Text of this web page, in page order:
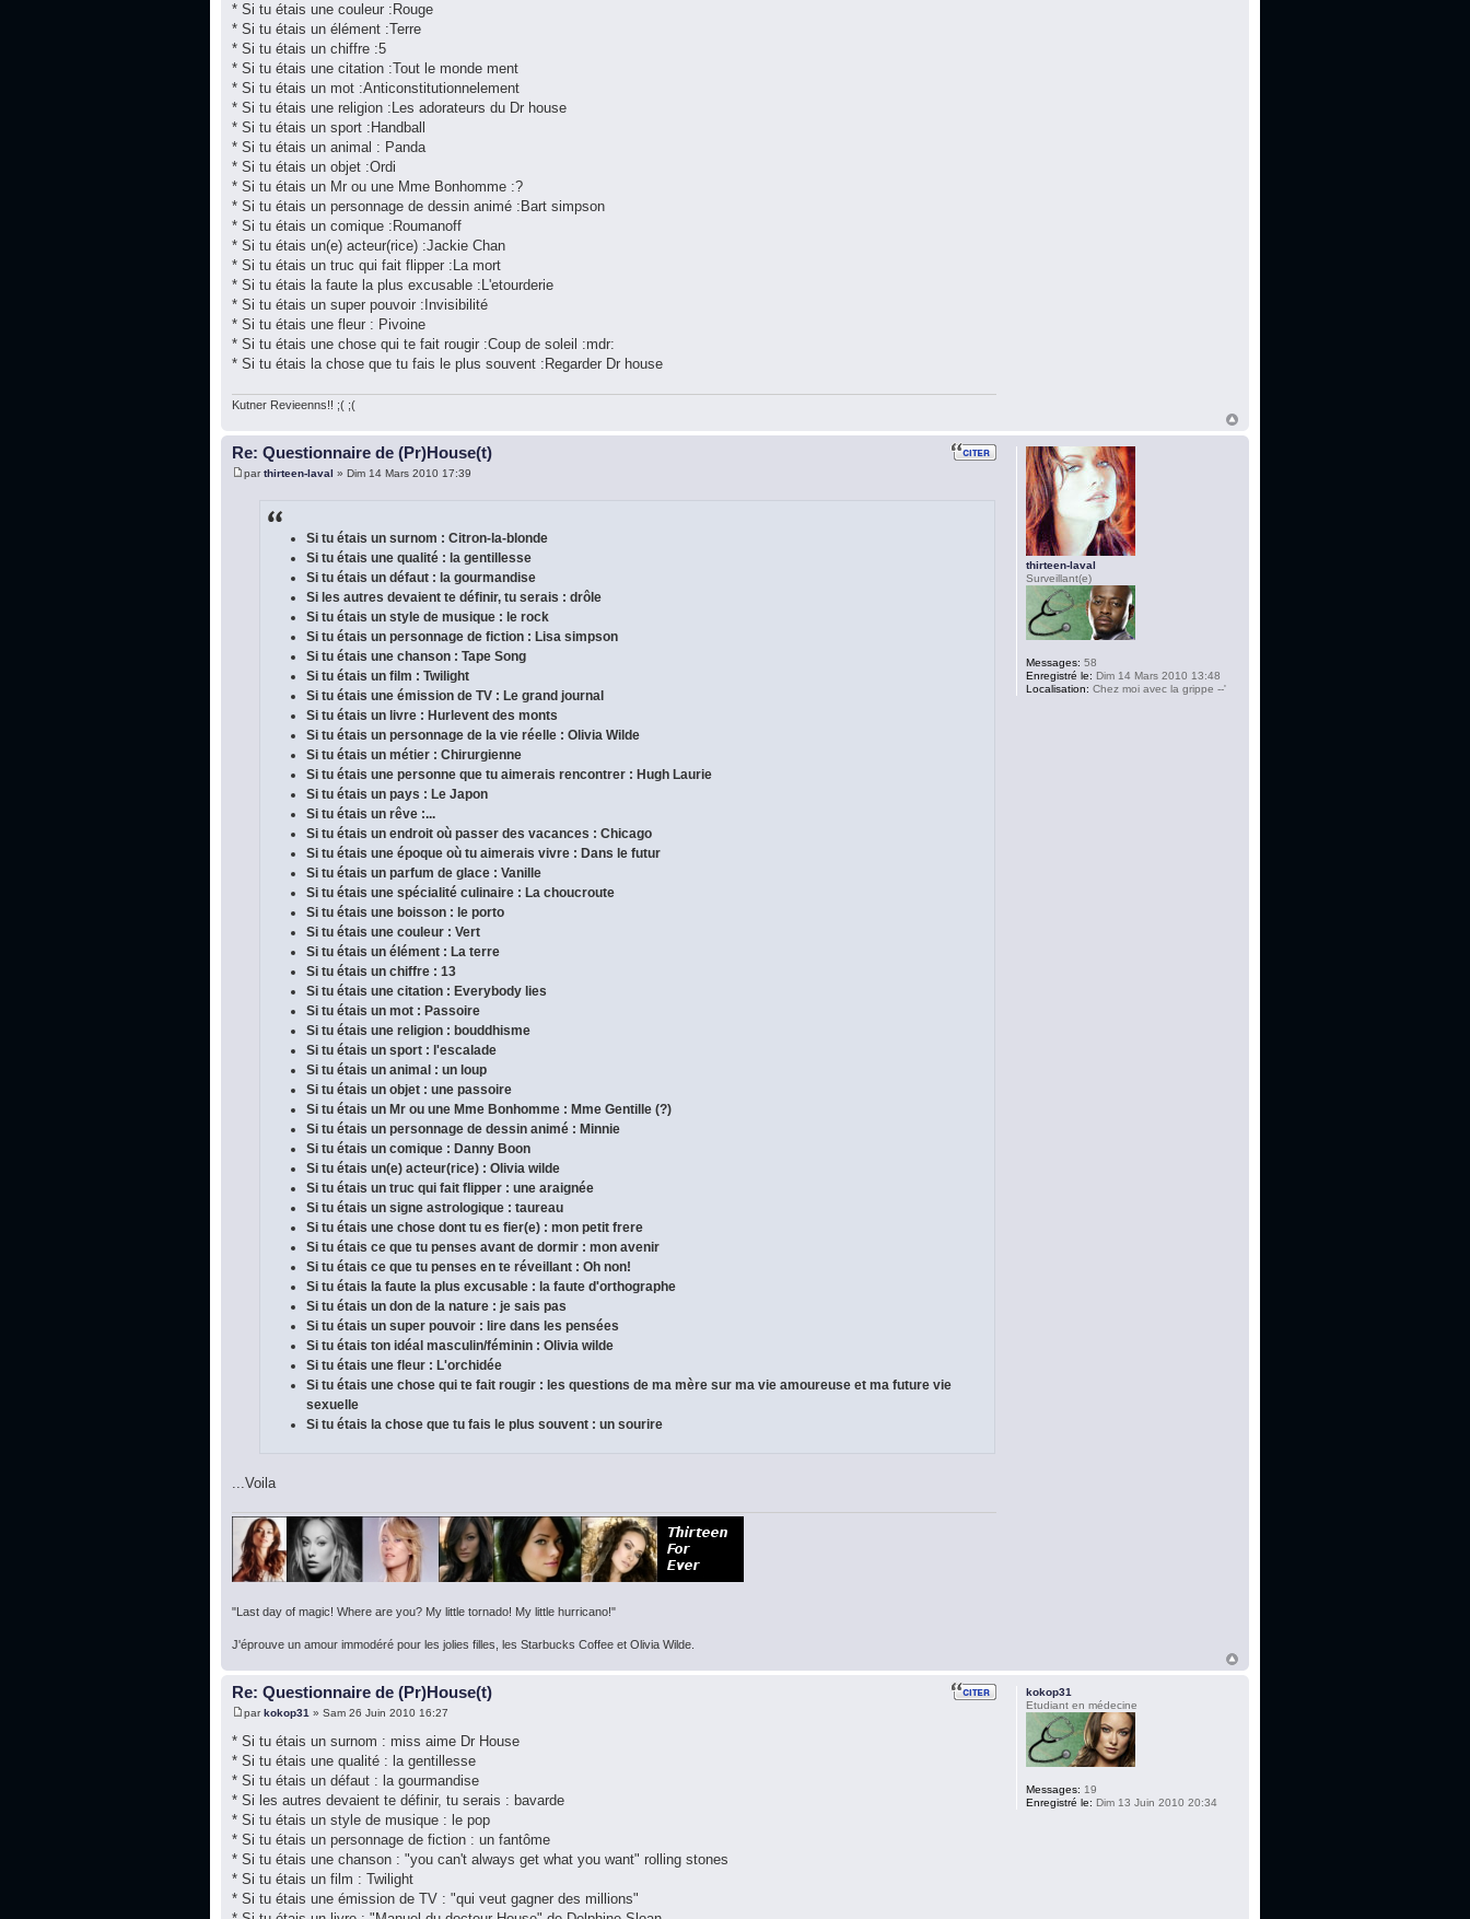
* Si tu étais une couleur :Rouge
* Si tu étais un élément :Terre
* Si tu étais un chiffre :5
* Si tu étais une citation :Tout le monde ment
* Si tu étais un mot :Anticonstitutionnelement
* Si tu étais une religion :Les adorateurs du Dr house
* Si tu étais un sport :Handball
* Si tu étais un animal : Panda
* Si tu étais un objet :Ordi
* Si tu étais un Mr ou une Mme Bonhomme :?
* Si tu étais un personnage de dessin animé :Bart simpson
* Si tu étais un comique :Roumanoff
* Si tu étais un(e) acteur(rice) :Jackie Chan
* Si tu étais un truc qui fait flipper :La mort
* Si tu étais la faute la plus excusable :L'etourderie
* Si tu étais un super pouvoir :Invisibilité
* Si tu étais une fleur : Pivoine
* Si tu étais une chose qui te fait rougir :Coup de soleil :mdr:
* Si tu étais la chose que tu fais le plus souvent :Regarder Dr house
Kutner Revieenns!! ;( ;(
Re: Questionnaire de (Pr)House(t)
parthirteen-laval » Dim 14 Mars 2010 17:39
Si tu étais un surnom : Citron-la-blonde
Si tu étais une qualité : la gentillesse
Si tu étais un défaut : la gourmandise
Si les autres devaient te définir, tu serais : drôle
Si tu étais un style de musique : le rock
Si tu étais un personnage de fiction : Lisa simpson
Si tu étais une chanson : Tape Song
Si tu étais un film : Twilight
Si tu étais une émission de TV : Le grand journal
Si tu étais un livre : Hurlevent des monts
Si tu étais un personnage de la vie réelle : Olivia Wilde
Si tu étais un métier : Chirurgienne
Si tu étais une personne que tu aimerais rencontrer : Hugh Laurie
Si tu étais un pays : Le Japon
Si tu étais un rêve :...
Si tu étais un endroit où passer des vacances : Chicago
Si tu étais une époque où tu aimerais vivre : Dans le futur
Si tu étais un parfum de glace : Vanille
Si tu étais une spécialité culinaire : La choucroute
Si tu étais une boisson : le porto
Si tu étais une couleur : Vert
Si tu étais un élément : La terre
Si tu étais un chiffre : 13
Si tu étais une citation : Everybody lies
Si tu étais un mot : Passoire
Si tu étais une religion : bouddhisme
Si tu étais un sport : l'escalade
Si tu étais un animal : un loup
Si tu étais un objet : une passoire
Si tu étais un Mr ou une Mme Bonhomme : Mme Gentille (?)
Si tu étais un personnage de dessin animé : Minnie
Si tu étais un comique : Danny Boon
Si tu étais un(e) acteur(rice) : Olivia wilde
Si tu étais un truc qui fait flipper : une araignée
Si tu étais un signe astrologique : taureau
Si tu étais une chose dont tu es fier(e) : mon petit frere
Si tu étais ce que tu penses avant de dormir : mon avenir
Si tu étais ce que tu penses en te réveillant : Oh non!
Si tu étais la faute la plus excusable : la faute d'orthographe
Si tu étais un don de la nature : je sais pas
Si tu étais un super pouvoir : lire dans les pensées
Si tu étais ton idéal masculin/féminin : Olivia wilde
Si tu étais une fleur : L'orchidée
Si tu étais une chose qui te fait rougir : les questions de ma mère sur ma vie amoureuse et ma future vie
sexuelle
Si tu étais la chose que tu fais le plus souvent : un sourire
...Voila
"Last day of magic! Where are you? My little tornado! My little hurricano!"
J'éprouve un amour immodéré pour les jolies filles, les Starbucks Coffee et Olivia Wilde.
thirteen-laval
Surveillant(e)
Messages: 58
Enregistré le: Dim 14 Mars 2010 13:48
Localisation: Chez moi avec la grippe --'
Re: Questionnaire de (Pr)House(t)
parkokop31 » Sam 26 Juin 2010 16:27
* Si tu étais un surnom : miss aime Dr House
* Si tu étais une qualité : la gentillesse
* Si tu étais un défaut : la gourmandise
* Si les autres devaient te définir, tu serais : bavarde
* Si tu étais un style de musique : le pop
* Si tu étais un personnage de fiction : un fantôme
* Si tu étais une chanson : "you can't always get what you want" rolling stones
* Si tu étais un film : Twilight
* Si tu étais une émission de TV : "qui veut gagner des millions"
kokop31
Etudiant en médecine
Messages: 19
Enregistré le: Dim 13 Juin 2010 20:34